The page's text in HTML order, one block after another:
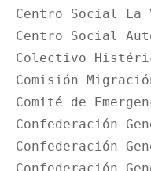
Centro Social La
Centro Social
Colectivo
Comisión
Comité de
Confederación
Confederación